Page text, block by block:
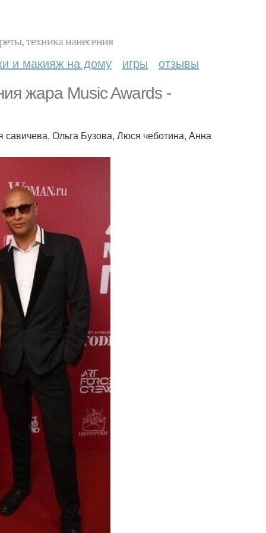
техника нанесения
и макияж на дому игры отзывы
жара Music Awards -
Ольга Бузова, Люся чеботина, Анна